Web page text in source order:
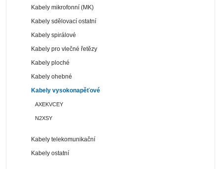
Kabely mikrofonní (MK)
Kabely sdělovací ostatní
Kabely spirálové
Kabely pro vlečné řetězy
Kabely ploché
Kabely ohebné
Kabely vysokonapěťové
AXEKVCEY
N2XSY
Kabely telekomunikační
Kabely ostatní